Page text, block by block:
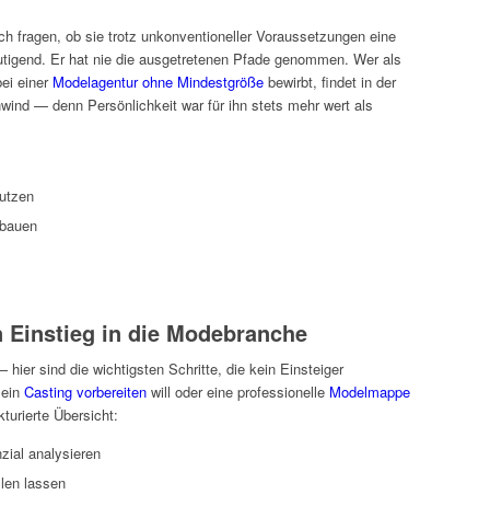
fragen, ob sie trotz unkonventioneller Voraussetzungen eine
Er hat nie die ausgetretenen Pfade genommen. Wer als
einer Modelagentur ohne Mindestgröße bewirbt, findet in der
— denn Persönlichkeit war für ihn stets mehr wert als
in die Modebranche
hier sind die wichtigsten Schritte, die kein Einsteiger
Casting vorbereiten will oder eine professionelle Modelmappe
Übersicht:
analysieren
lassen